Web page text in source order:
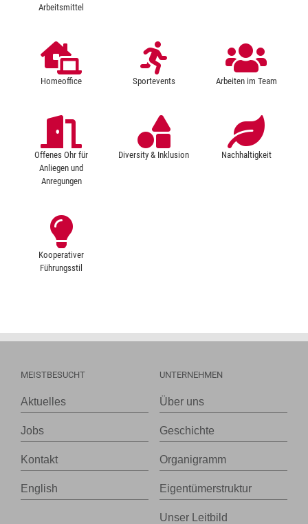
Arbeitsmittel
Homeoffice Sportevents Arbeiten im Team
Offenes Ohr für
Anliegen und
Anregungen
Diversity & Inklusion Nachhaltigkeit
Kooperativer
Führungsstil
MEISTBESUCHT
Aktuelles
Jobs
Kontakt
English
UNTERNEHMEN
Über uns
Geschichte
Organigramm
Eigentümerstruktur
Unser Leitbild